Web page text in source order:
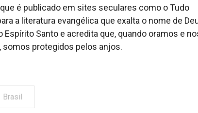
é publicado em sites seculares como o Tudo
a literatura evangélica que exalta o nome de
Santo e acredita que, quando oramos e
protegidos pelos anjos.
Brasil